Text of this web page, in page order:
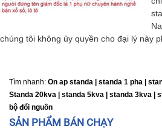
chúng tôi không ủy quyền cho đại lý này
Tìm nhanh: On ap standa | standa 1 pha |
Standa 20kva |
standa 5kva | standa 3kva |
bộ đổi nguồn
SẢN PHẨM BÁN CHẠY